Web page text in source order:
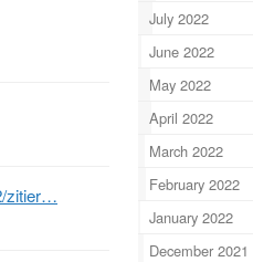
zitier…
July 2022
June 2022
May 2022
April 2022
March 2022
February 2022
January 2022
December 2021